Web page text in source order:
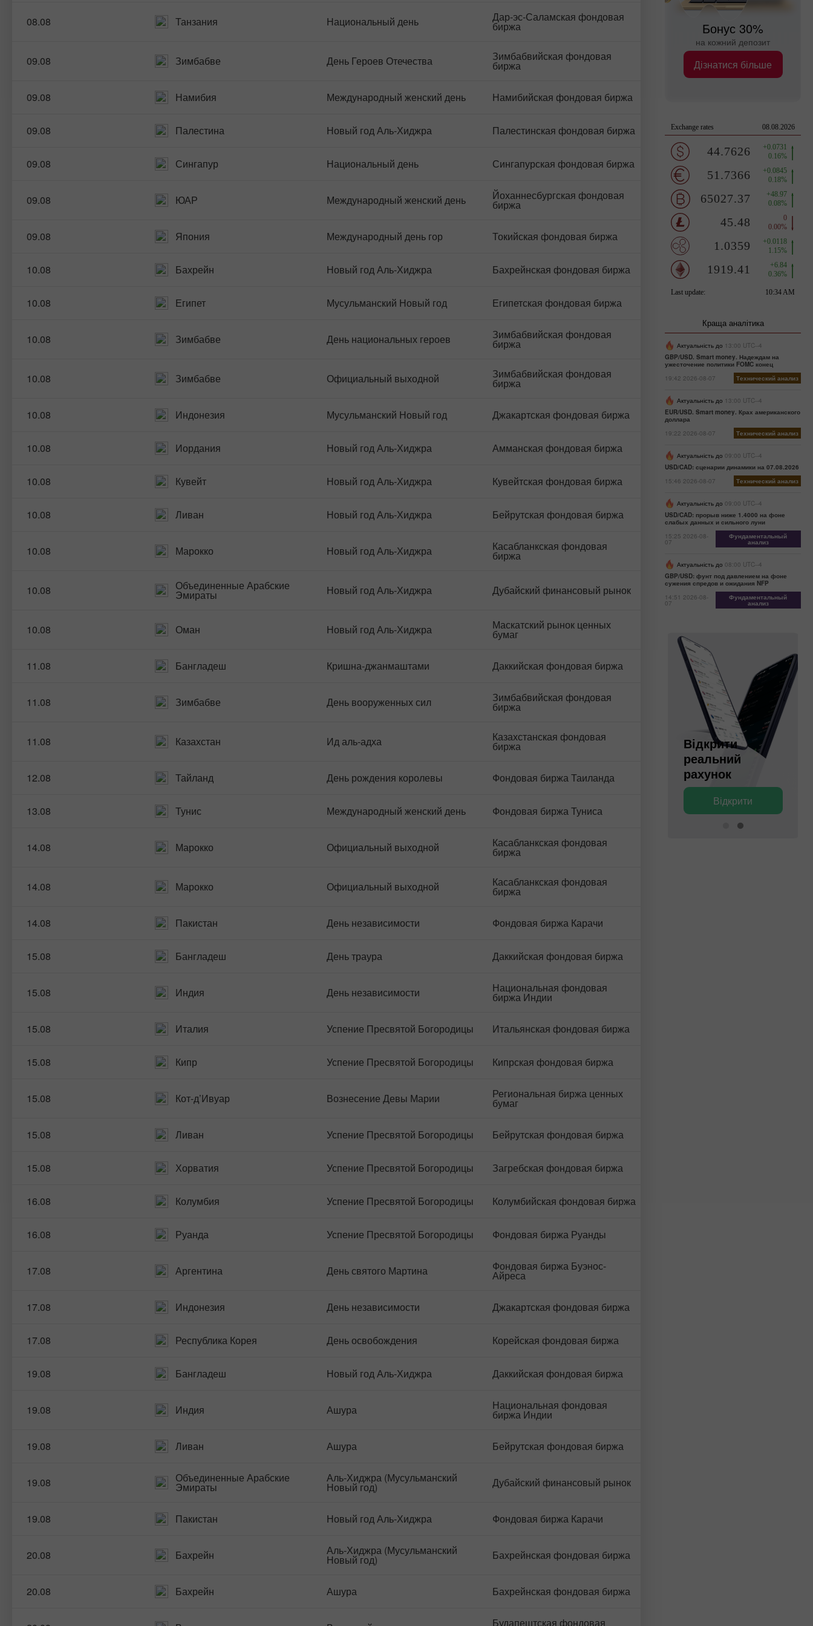
08.08 Танзания Национальный день Дар-эс-Саламская фондовая
биржа
09.08 Зимбабве День Героев Отечества Зимбабвийская фондовая
биржа
09.08 Намибия Международный женский день Намибийская фондовая биржа
09.08 Палестина Новый год Аль-Хиджра Палестинская фондовая биржа
09.08 Сингапур Национальный день Сингапурская фондовая биржа
09.08 ЮАР Международный женский день Йоханнесбургская фондовая
биржа
09.08 Япония Международный день гор Токийская фондовая биржа
10.08 Бахрейн Новый год Аль-Хиджра Бахрейнская фондовая биржа
10.08 Египет Мусульманский Новый год Египетская фондовая биржа
10.08 Зимбабве День национальных героев Зимбабвийская фондовая
биржа
10.08 Зимбабве Официальный выходной Зимбабвийская фондовая
биржа
10.08 Индонезия Мусульманский Новый год Джакартская фондовая биржа
10.08 Иордания Новый год Аль-Хиджра Амманская фондовая биржа
10.08 Кувейт Новый год Аль-Хиджра Кувейтская фондовая биржа
10.08 Ливан Новый год Аль-Хиджра Бейрутская фондовая биржа
10.08 Марокко Новый год Аль-Хиджра Касабланкская фондовая
биржа
10.08 Объединенные Арабские
Эмираты Новый год Аль-Хиджра Дубайский финансовый рынок
10.08 Оман Новый год Аль-Хиджра Маскатский рынок ценных
бумаг
11.08 Бангладеш Кришна-джанмаштами Даккийская фондовая биржа
11.08 Зимбабве День вооруженных сил Зимбабвийская фондовая
биржа
11.08 Казахстан Ид аль-адха Казахстанская фондовая
биржа
12.08 Тайланд День рождения королевы Фондовая биржа Таиланда
13.08 Тунис Международный женский день Фондовая биржа Туниса
14.08 Марокко Официальный выходной Касабланкская фондовая
биржа
14.08 Марокко Официальный выходной Касабланкская фондовая
биржа
14.08 Пакистан День независимости Фондовая биржа Карачи
15.08 Бангладеш День траура Даккийская фондовая биржа
15.08 Индия День независимости Национальная фондовая
биржа Индии
15.08 Италия Успение Пресвятой Богородицы Итальянская фондовая биржа
15.08 Кипр Успение Пресвятой Богородицы Кипрская фондовая биржа
15.08 Кот-д’Ивуар Вознесение Девы Марии Региональная биржа ценных
бумаг
15.08 Ливан Успение Пресвятой Богородицы Бейрутская фондовая биржа
15.08 Хорватия Успение Пресвятой Богородицы Загребская фондовая биржа
16.08 Колумбия Успение Пресвятой Богородицы Колумбийская фондовая биржа
16.08 Руанда Успение Пресвятой Богородицы Фондовая биржа Руанды
17.08 Аргентина День святого Мартина Фондовая биржа Буэнос-
Айреса
17.08 Индонезия День независимости Джакартская фондовая биржа
17.08 Республика Корея День освобождения Корейская фондовая биржа
19.08 Бангладеш Новый год Аль-Хиджра Даккийская фондовая биржа
19.08 Индия Ашура Национальная фондовая
биржа Индии
19.08 Ливан Ашура Бейрутская фондовая биржа
19.08 Объединенные Арабские
Эмираты
Аль-Хиджра (Мусульманский
Новый год) Дубайский финансовый рынок
19.08 Пакистан Новый год Аль-Хиджра Фондовая биржа Карачи
20.08 Бахрейн Аль-Хиджра (Мусульманский
Новый год) Бахрейнская фондовая биржа
20.08 Бахрейн Ашура Бахрейнская фондовая биржа
Будапештская фондовая
Бонус 30%
на кожний депозит
Дізнатися більше
Краща аналітика
Актуальність до 13:00 UTC--4
GBP/USD. Smart money. Надеждам на
ужесточение политики FOMC конец
19:42 2026-08-07
Технический анализ
Актуальність до 13:00 UTC--4
EUR/USD. Smart money. Крах американского
доллара
19:22 2026-08-07
Технический анализ
Актуальність до 09:00 UTC--4
USD/CAD: сценарии динамики на 07.08.2026
15:46 2026-08-07
Технический анализ
Актуальність до 09:00 UTC--4
USD/CAD: прорыв ниже 1.4000 на фоне
слабых данных и сильного луни
15:25 2026-08-
07
Фундаментальный
анализ
Актуальність до 08:00 UTC--4
GBP/USD: фунт под давлением на фоне
сужения спредов и ожидания NFP
14:51 2026-08-
07
Фундаментальный
анализ
деморахунок
рахунок
деморахунок
Відкрити
реальний
рахунок
Відкрити